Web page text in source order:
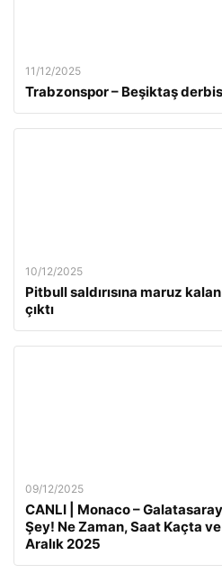
11/12/2025
Trabzonspor – Beşiktaş
10/12/2025
Pitbull saldırısına maruz
çıktı
09/12/2025
CANLI | Monaco –
Şey! Ne Zaman, Saat Kaçta
Aralık 2025